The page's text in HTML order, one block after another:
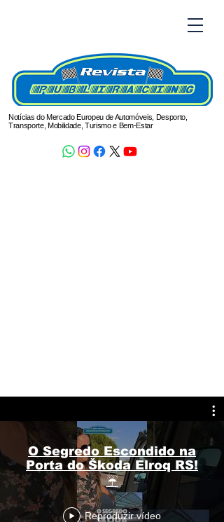
Notícias do Mercado Europeu de Automóveis, Desporto,
Transporte, Mobilidade, Turismo e Bem-Estar
O Segredo Escondido na
Porta do Škoda Elroq RS!
☔
Reproduzir vídeo